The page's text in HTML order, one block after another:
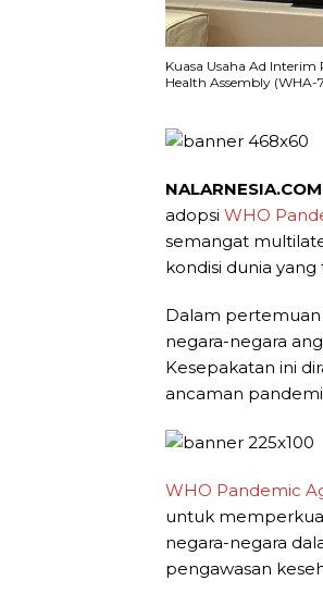
Kuasa Usaha Ad
Health Assembly (WHA-
adopsi WHO
semangat
kondisi dunia
Dalam pertemuan
negara-negara
Kesepakatan ini
ancaman
WHO Pandemic
untuk
negara-negara
pengawasan